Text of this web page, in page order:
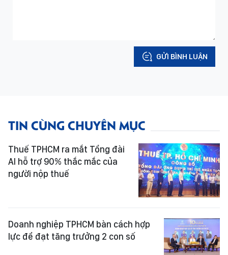
GỬI BÌNH LUẬN
TIN CÙNG CHUYÊN MỤC
Thuế TPHCM ra mắt Tổng đài
AI hỗ trợ 90% thắc mắc của
người nộp thuế
Doanh nghiệp TPHCM bàn cách hợp
lực để đạt tăng trưởng 2 con số